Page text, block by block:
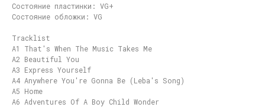
Состояние пластинки: VG+
Состояние обложки: VG
Tracklist
A1 That's When The Music Takes Me
A2 Beautiful You
A3 Express Yourself
A4 Anywhere You're Gonna Be (Leba's Song)
A5 Home
A6 Adventures Of A Boy Child Wonder